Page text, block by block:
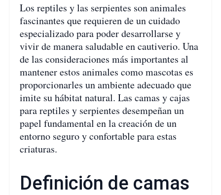
Los reptiles y las serpientes son animales
fascinantes que requieren de un cuidado
especializado para poder desarrollarse y
vivir de manera saludable en cautiverio. Una
de las consideraciones más importantes al
mantener estos animales como mascotas es
proporcionarles un ambiente adecuado que
imite su hábitat natural. Las camas y cajas
para reptiles y serpientes desempeñan un
papel fundamental en la creación de un
entorno seguro y confortable para estas
criaturas.
Definición de camas